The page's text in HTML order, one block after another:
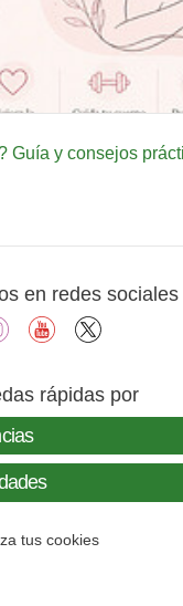
Guía y consejos
en redes sociales
instagramyoutube
rápidas por
tus cookies